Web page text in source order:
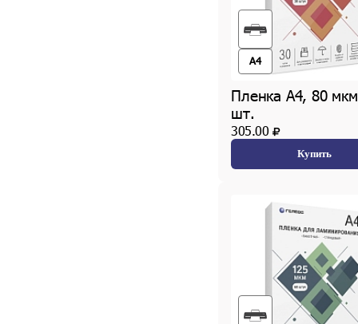
A4
Пленка А4, 80
шт.
305.00
Купить